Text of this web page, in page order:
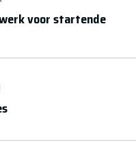
voor startende